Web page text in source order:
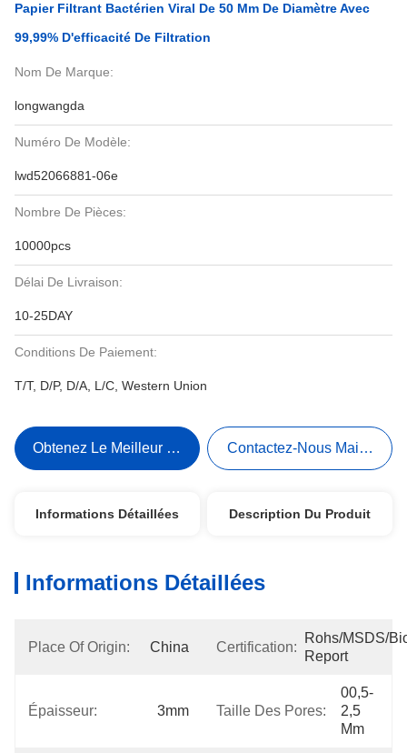
Papier Filtrant Bactérien Viral De 50 Mm De Diamètre Avec
99,99% D'efficacité De Filtration
Nom De Marque:
longwangda
Numéro De Modèle:
lwd52066881-06e
Nombre De Pièces:
10000pcs
Délai De Livraison:
10-25DAY
Conditions De Paiement:
T/T, D/P, D/A, L/C, Western Union
Obtenez Le Meilleur Prix Contactez-Nous Maintenant
Informations Détaillées Description Du Produit
Informations Détaillées
Place Of Origin: China Certification:
Rohs/MSDS/
Report
Épaisseur: 3mm Taille Des Pores:
00,5-
2,5
Μm